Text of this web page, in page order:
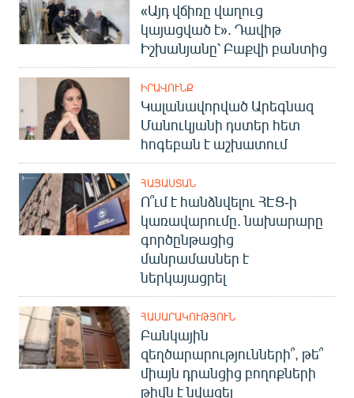
«Այդ վճիռը վաղուց
կայացված է». Դավիթ
Իշխանյանը՝ Բաքվի բանտից
ԻՐԱՎՈՒՆՔ
Կալանավորված Արեգնազ
Մանուկյանի դստեր հետ
հոգեբան է աշխատում
ՀԱՅԱՍՏԱՆ
Ո՞ւմ է հանձնվելու ՀԷՑ-ի
կառավարումը. նախարարը
գործընթացից
մանրամասներ է
ներկայացրել
ՀԱՍԱՐԱԿՈՒԹՅՈՒՆ
Բանկային
զեղծարարությունների՞, թե՞
միայն դրանցից բողոքների
թիվն է նվազել